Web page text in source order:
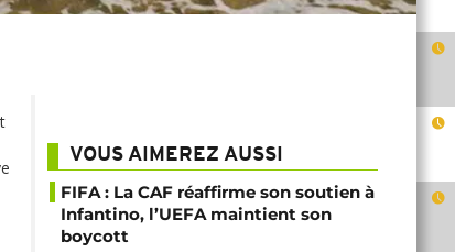
VOUS AIMEREZ AUSSI
FIFA : La CAF réaffirme son soutien à
Infantino, l’UEFA maintient son
boycott